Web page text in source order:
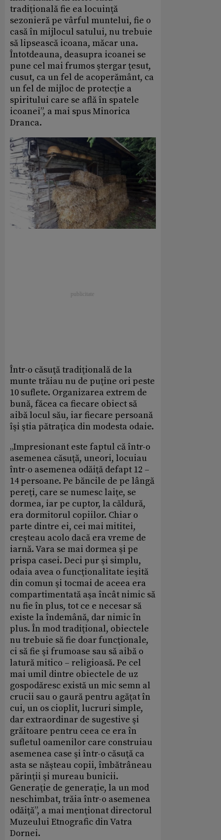
tradiţională fie ea locuinţă
sezonieră pe vârful muntelui, fie o
casă în mijlocul satului, nu trebuie
să lipsească icoana, măcar una.
Întotdeauna, deasupra icoanei se
pune cel mai frumos ştergar ţesut,
cusut, ca un fel de acoperământ, ca
un fel de mijloc de protecţie a
spiritului care se află în spatele
icoanei”, a mai spus Minorica
Dranca.
Într-o căsuţă tradiţională de la
munte trăiau nu de puţine ori peste
10 suflete. Organizarea extrem de
bună, făcea ca fiecare obiect să
aibă locul său, iar fiecare persoană
îşi ştia pătraţica din modesta odaie.
„Impresionant este faptul că într-o
asemenea căsuţă, uneori, locuiau
într-o asemenea odăiţă defapt 12 –
14 persoane. Pe băncile de pe lângă
pereţi, care se numesc laiţe, se
dormea, iar pe cuptor, la căldură,
era dormitorul copiilor. Chiar o
parte dintre ei, cei mai mititei,
creşteau acolo dacă era vreme de
iarnă. Vara se mai dormea şi pe
prispa casei. Deci pur şi simplu,
odaia avea o funcţionalitate ieşită
din comun şi tocmai de aceea era
compartimentată aşa încât nimic să
nu fie în plus, tot ce e necesar să
existe la îndemână, dar nimic în
plus. În mod tradiţional, obiectele
nu trebuie să fie doar funcţionale,
ci să fie şi frumoase sau să aibă o
latură mitico – religioasă. Pe cel
mai umil dintre obiectele de uz
gospodăresc există un mic semn al
crucii sau o gaură pentru agăţat în
cui, un os cioplit, lucruri simple,
dar extraordinar de sugestive şi
grăitoare pentru ceea ce era în
sufletul oamenilor care construiau
asemenea case şi într-o căsuţă ca
asta se năşteau copii, îmbătrâneau
părinţii şi mureau bunicii.
Generaţie de generaţie, la un mod
neschimbat, trăia într-o asemenea
odăiţă”, a mai menţionat directorul
Muzeului Etnografic din Vatra
Dornei.